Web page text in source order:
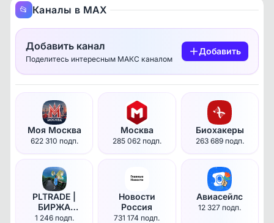
📂 Каналы в MAX
Добавить канал
Поделитесь интересным МАКС каналом
Добавить
Моя Москва
622 310 подп.
Москва
285 062 подп.
Биохакеры
263 689 подп.
PLTRADE |
БИРЖА
ОКСАНЫ |
1 246 подп.
Новости
Россия
731 174 подп.
Авиасейлс
12 327 подп.